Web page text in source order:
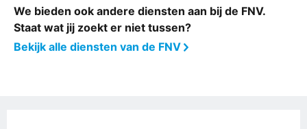
We bieden ook andere diensten aan bij de FNV.
Staat wat jij zoekt er niet tussen?
Bekijk alle diensten van de FNV